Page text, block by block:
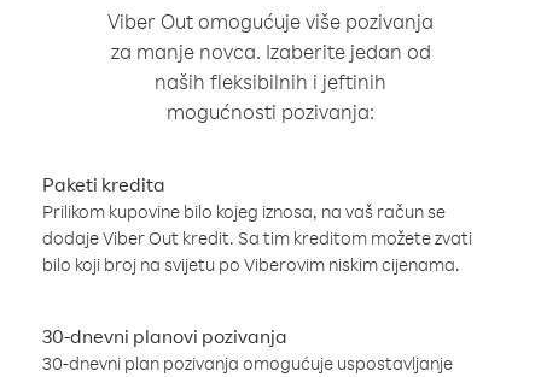
Viber Out omogućuje više pozivanja
za manje novca. Izaberite jedan od
naših fleksibilnih i jeftinih
mogućnosti pozivanja:
Paketi kredita
Prilikom kupovine bilo kojeg iznosa, na vaš račun se
dodaje Viber Out kredit. Sa tim kreditom možete zvati
bilo koji broj na svijetu po Viberovim niskim cijenama.
30-dnevni planovi pozivanja
30-dnevni plan pozivanja omogućuje uspostavljanje